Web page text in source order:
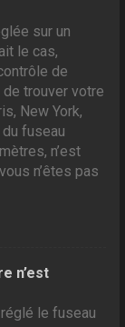
sur un
le cas,
de
de trouver votre
New York,
fuseau
n’est
n’êtes pas
n’est
le fuseau